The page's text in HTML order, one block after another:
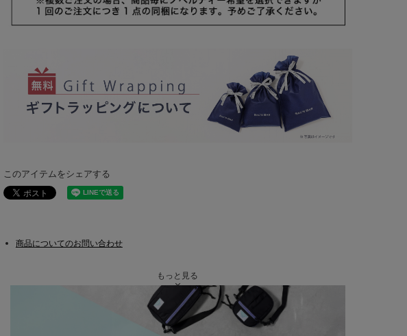
このアイテムをシェアする
商品についてのお問い合わせ
もっと見る